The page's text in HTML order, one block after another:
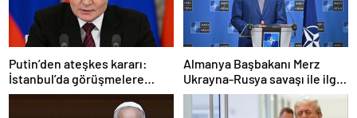
Putin’den ateşkes kararı:
İstanbul’da görüşmelere
başlamayı öneriyoruz
Almanya Başbakanı Merz
Ukrayna-Rusya savaşı ile ilgili
konuştu: “Top Moskova’nın
sahasında”